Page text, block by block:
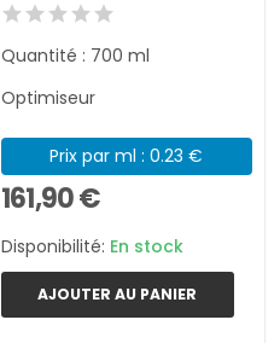
Quantité : 700 ml
Optimiseur
Prix par ml : 0.23 €
161,90 €
Disponibilité: En stock
AJOUTER AU PANIER